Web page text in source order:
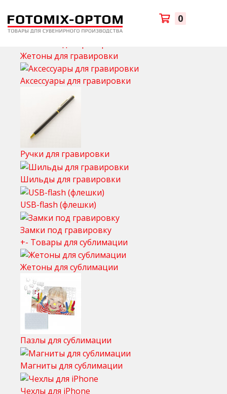
0
+-Каталог товаров
+-Товары для гравировки
Жетоны для гравировки
Аксессуары для гравировки
Ручки для гравировки
Шильды для гравировки
USB-flash (флешки)
Замки под гравировку
+- Товары для сублимации
Жетоны для сублимации
Пазлы для сублимации
Магниты для сублимации
Чехлы для iPhone